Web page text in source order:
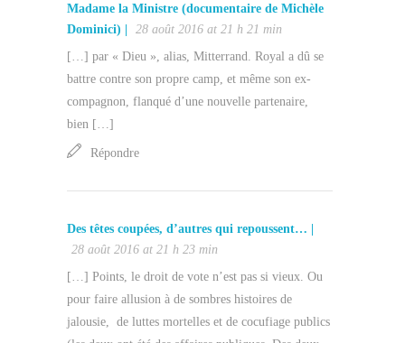
Madame la Ministre (documentaire de Michèle
Dominici) |
28 août 2016 at 21 h 21 min
[…] par « Dieu », alias, Mitterrand. Royal a dû se
battre contre son propre camp, et même son ex-
compagnon, flanqué d’une nouvelle partenaire,
bien […]
Répondre
Des têtes coupées, d’autres qui repoussent… |
28 août 2016 at 21 h 23 min
[…] Points, le droit de vote n’est pas si vieux. Ou
pour faire allusion à de sombres histoires de
jalousie, de luttes mortelles et de cocufiage publics